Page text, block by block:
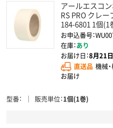
アールエスコ
RS PRO クレ
184-6801 1個(1
お申込番号：
在庫：あり
お届け日：8月21日
直送品 機械
お届け
型番 販売単位 1個(1巻)